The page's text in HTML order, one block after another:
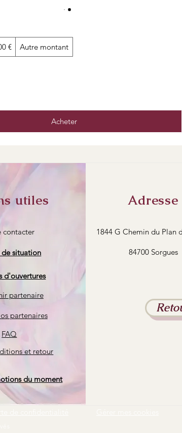
€ Autre montant
Acheter
utiles
contacter
de situation
d'ouvertures
partenaire
partenaires
FAQ
et retour
du moment
Adresse
1844 G Chemin du Plan
84700 Sorgues